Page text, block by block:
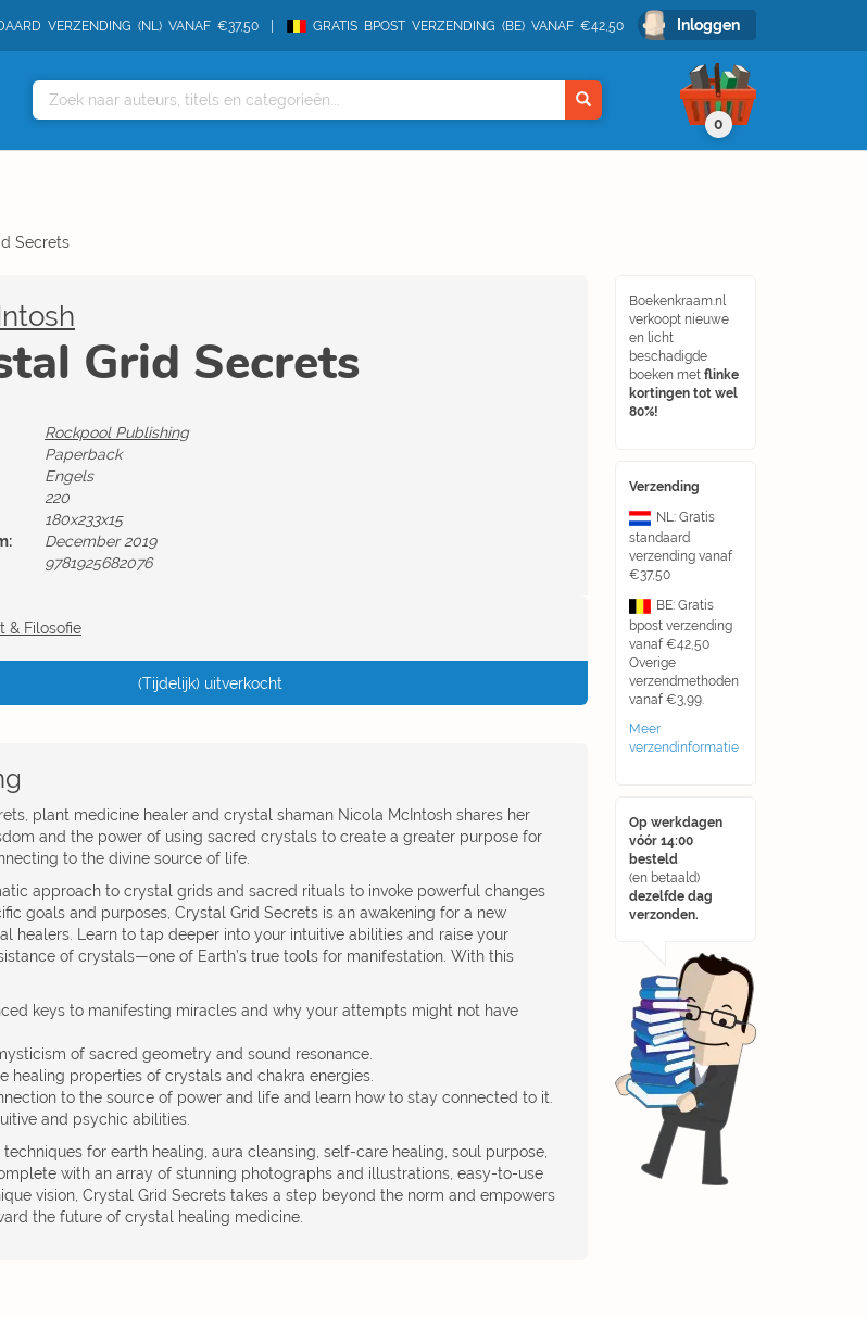
VERZENDING (NL) VANAF €37,50 GRATIS BPOST VERZENDING (BE) VANAF €42,50 Inloggen
0
Secrets
Boekenkraam.nl
verkoopt nieuwe
en licht
beschadigde
boeken met flinke
kortingen tot wel
80%!
Verzending
NL: Gratis
standaard
verzending vanaf
€37,50
BE: Gratis
bpost verzending
vanaf €42,50
Overige
verzendmethoden
vanaf €3,99.
Meer
verzendinformatie
Op werkdagen
vóór 14:00
besteld
(en betaald)
dezelfde dag
verzonden.
Grid Secrets
Rockpool Publishing
Paperback
Engels
220
180x233x15
December 2019
9781925682076
& Filosofie
(Tijdelijk) uitverkocht
plant medicine healer and crystal shaman Nicola McIntosh shares her
and the power of using sacred crystals to create a greater purpose for
to the divine source of life.
approach to crystal grids and sacred rituals to invoke powerful changes
goals and purposes, Crystal Grid Secrets is an awakening for a new
healers. Learn to tap deeper into your intuitive abilities and raise your
of crystals—one of Earth’s true tools for manifestation. With this
keys to manifesting miracles and why your attempts might not have
of sacred geometry and sound resonance.
healing properties of crystals and chakra energies.
to the source of power and life and learn how to stay connected to it.
and psychic abilities.
for earth healing, aura cleansing, self-care healing, soul purpose,
with an array of stunning photographs and illustrations, easy-to-use
vision, Crystal Grid Secrets takes a step beyond the norm and empowers
the future of crystal healing medicine.